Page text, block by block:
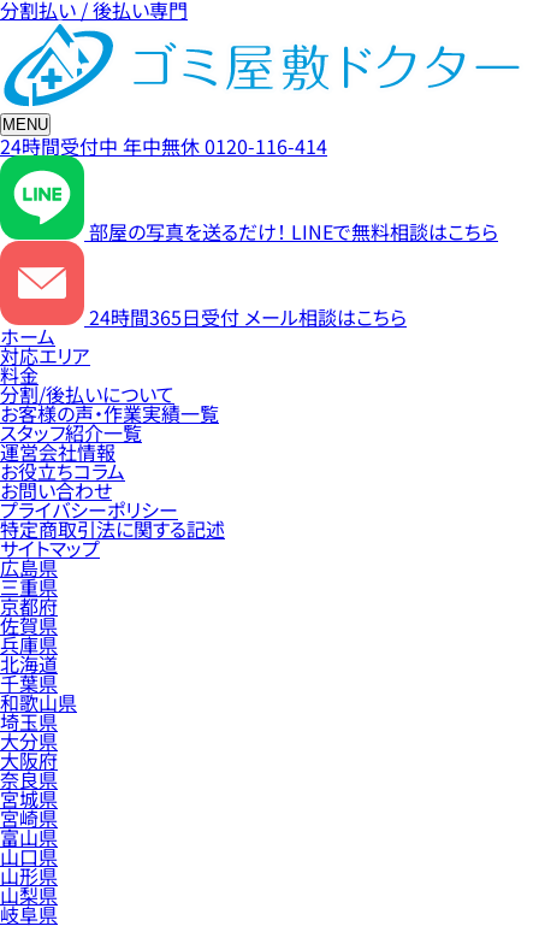
分割払い / 後払い専門
MENU
24時間受付中 年中無休0120-116-414
部屋の写真を送るだけ！ LINEで無料相談はこちら
24時間365日受付 メール相談はこちら
ホーム
対応エリア
料金
分割/後払いについて
お客様の声・作業実績一覧
スタッフ紹介一覧
運営会社情報
お役立ちコラム
お問い合わせ
プライバシーポリシー
特定商取引法に関する記述
サイトマップ
広島県
三重県
京都府
佐賀県
兵庫県
北海道
千葉県
和歌山県
埼玉県
大分県
大阪府
奈良県
宮城県
宮崎県
富山県
山口県
山形県
山梨県
岐阜県